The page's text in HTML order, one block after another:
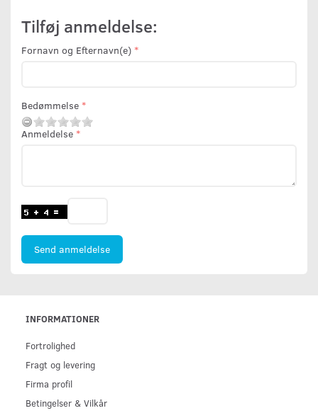
Tilføj anmeldelse:
Fornavn og Efternavn(e)
Bedømmelse
Anmeldelse
Send anmeldelse
INFORMATIONER
Fortrolighed
Fragt og levering
Firma profil
Betingelser & Vilkår